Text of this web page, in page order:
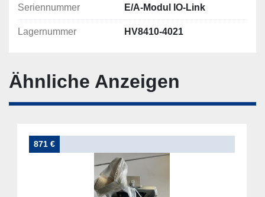
Seriennummer E/A-Modul IO-Link
Lagernummer HV8410-4021
Ähnliche Anzeigen
871 €